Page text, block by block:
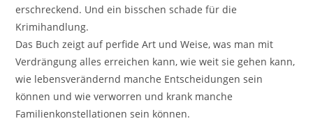
erschreckend. Und ein bisschen schade für die
Krimihandlung.
Das Buch zeigt auf perfide Art und Weise, was man mit
Verdrängung alles erreichen kann, wie weit sie gehen kann,
wie lebensverändernd manche Entscheidungen sein
können und wie verworren und krank manche
Familienkonstellationen sein können.